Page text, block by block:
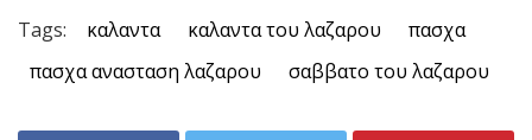
Tags: καλαντα καλαντα του λαζαρου
πασχα
πασχα ανασταση λαζαρου
σαββατο του λαζαρου